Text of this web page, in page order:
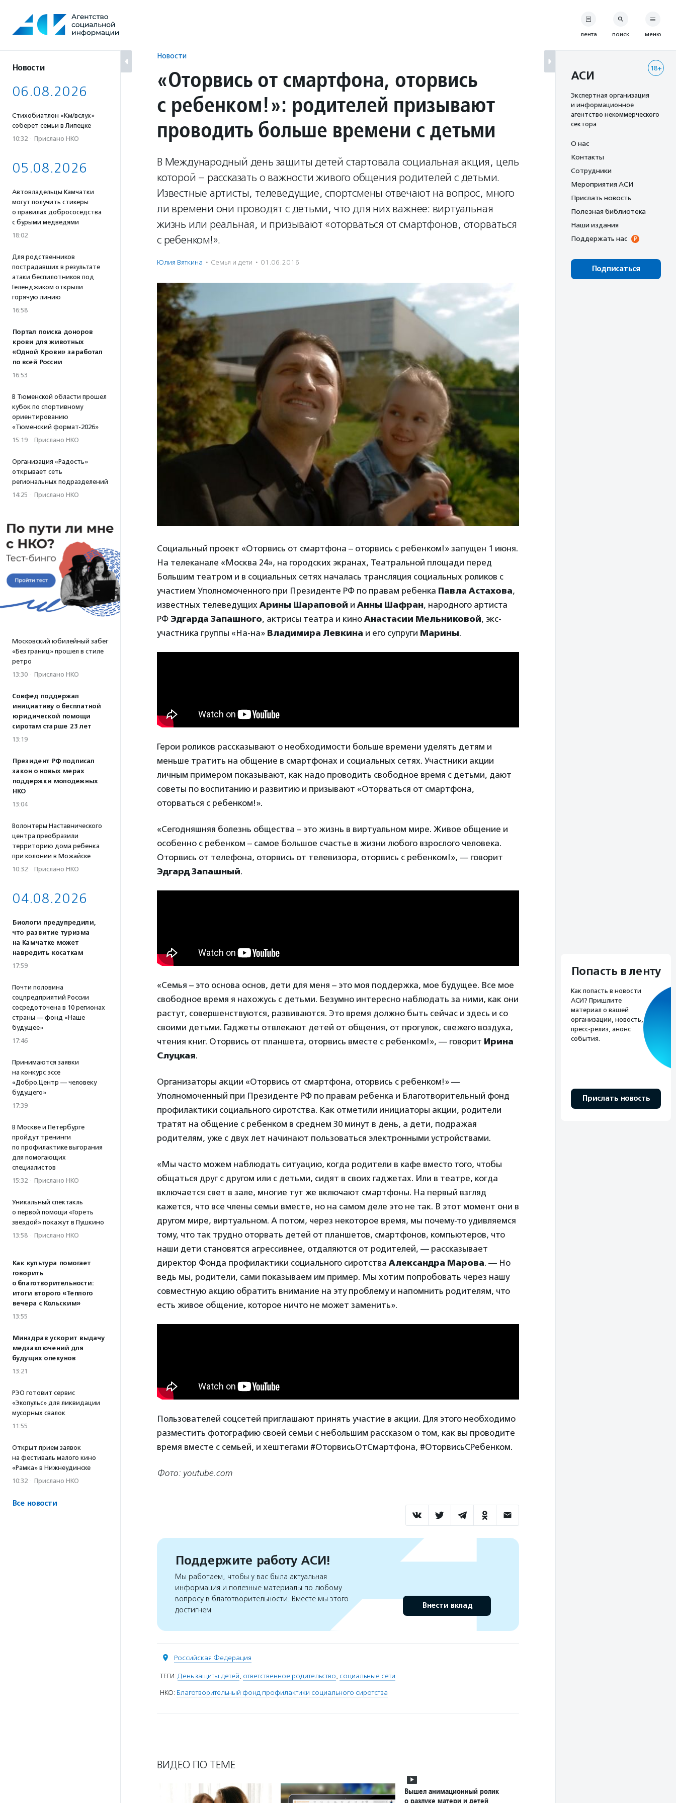
содержанию
Новости
06.08.2026
Стихобиатлон «Км/вслух»
соберет семьи в Липецке
10:32 · Прислано НКО
05.08.2026
Автовладельцы Камчатки
могут получить стикеры
о правилах добрососедства
с бурыми медведями
18:02
Для родственников
пострадавших в результате
атаки беспилотников под
Геленджиком открыли
горячую линию
16:58
Портал поиска доноров
крови для животных
«Одной Крови» заработал
по всей России
16:53
В Тюменской области прошел
кубок по спортивному
ориентированию
«Тюменский формат-2026»
15:19 · Прислано НКО
Организация «Радость»
открывает сеть
региональных подразделений
14:25 · Прислано НКО
Московский юбилейный забег
«Без границ» прошел в стиле
ретро
13:30 · Прислано НКО
Совфед поддержал
инициативу о бесплатной
юридической помощи
сиротам старше 23 лет
13:19
Президент РФ подписал
закон о новых мерах
поддержки молодежных
НКО
13:04
Волонтеры Наставнического
центра преобразили
территорию дома ребенка
при колонии в Можайске
10:32 · Прислано НКО
04.08.2026
Биологи предупредили,
что развитие туризма
на Камчатке может
навредить косаткам
17:59
Почти половина
соцпредприятий России
сосредоточена в 10 регионах
страны — фонд «Наше
будущее»
17:46
Принимаются заявки
на конкурс эссе
«Добро.Центр — человеку
будущего»
17:39
В Москве и Петербурге
пройдут тренинги
по профилактике выгорания
для помогающих
специалистов
15:32 · Прислано НКО
Уникальный спектакль
о первой помощи «Гореть
звездой» покажут в Пушкино
13:58 · Прислано НКО
Как культура помогает
говорить
о благотворительности:
итоги второго «Теплого
вечера с Кольским»
13:55
Минздрав ускорит выдачу
медзаключений для
будущих опекунов
13:21
РЭО готовит сервис
«Экопульс» для ликвидации
мусорных свалок
11:55
Открыт прием заявок
на фестиваль малого кино
«Рамка» в Нижнеудинске
10:32 · Прислано НКО
Все новости
Новости
«Оторвись от смартфона, оторвись
с ребенком!»: родителей призывают
проводить больше времени с детьми
В Международный день защиты детей стартовала социальная акция, цель
которой – рассказать о важности живого общения родителей с детьми.
Известные артисты, телеведущие, спортсмены отвечают на вопрос, много
ли времени они проводят с детьми, что для них важнее: виртуальная
жизнь или реальная, и призывают «оторваться от смартфонов, оторваться
с ребенком!».
Юлия Вяткина · Семья и дети · 01.06.2016
Социальный проект «Оторвись от смартфона – оторвись с ребенком!» запущен 1 июня.
На телеканале «Москва 24», на городских экранах, Театральной площади перед
Большим театром и в социальных сетях началась трансляция социальных роликов с
участием Уполномоченного при Президенте РФ по правам ребенка Павла Астахова,
известных телеведущих Арины Шараповой и Анны Шафран, народного артиста
РФ Эдгарда Запашного, актрисы театра и кино Анастасии Мельниковой, экс-
участника группы «На-на» Владимира Левкина и его супруги Марины.
Герои роликов рассказывают о необходимости больше времени уделять детям и
меньше тратить на общение в смартфонах и социальных сетях. Участники акции
личным примером показывают, как надо проводить свободное время с детьми, дают
советы по воспитанию и развитию и призывают «Оторваться от смартфона,
оторваться с ребенком!».
«Сегодняшняя болезнь общества – это жизнь в виртуальном мире. Живое общение и
особенно с ребенком – самое большое счастье в жизни любого взрослого человека.
Оторвись от телефона, оторвись от телевизора, оторвись с ребенком!», — говорит
Эдгард Запашный.
«Семья – это основа основ, дети для меня – это моя поддержка, мое будущее. Все мое
свободное время я нахожусь с детьми. Безумно интересно наблюдать за ними, как они
растут, совершенствуются, развиваются. Это время должно быть сейчас и здесь и со
своими детьми. Гаджеты отвлекают детей от общения, от прогулок, свежего воздуха,
чтения книг. Оторвись от планшета, оторвись вместе с ребенком!», — говорит Ирина
Слуцкая.
Организаторы акции «Оторвись от смартфона, оторвись с ребенком!» —
Уполномоченный при Президенте РФ по правам ребенка и Благотворительный фонд
профилактики социального сиротства. Как отметили инициаторы акции, родители
тратят на общение с ребенком в среднем 30 минут в день, а дети, подражая
родителям, уже с двух лет начинают пользоваться электронными устройствами.
«Мы часто можем наблюдать ситуацию, когда родители в кафе вместо того, чтобы
общаться друг с другом или с детьми, сидят в своих гаджетах. Или в театре, когда
включается свет в зале, многие тут же включают смартфоны. На первый взгляд
кажется, что все члены семьи вместе, но на самом деле это не так. В этот момент они в
другом мире, виртуальном. А потом, через некоторое время, мы почему-то удивляемся
тому, что так трудно оторвать детей от планшетов, смартфонов, компьютеров, что
наши дети становятся агрессивнее, отдаляются от родителей, — рассказывает
директор Фонда профилактики социального сиротства Александра Марова. — Но
ведь мы, родители, сами показываем им пример. Мы хотим попробовать через нашу
совместную акцию обратить внимание на эту проблему и напомнить родителям, что
есть живое общение, которое ничто не может заменить».
Пользователей соцсетей приглашают принять участие в акции. Для этого необходимо
разместить фотографию своей семьи с небольшим рассказом о том, как вы проводите
время вместе с семьей, и хештегами #‎ОторвисьОтСмартфона,‬‬ ‪#‎ОторвисьСРебенком.‬‬
Фото: youtube.com
Поддержите работу АСИ!
Мы работаем, чтобы у вас была актуальная
информация и полезные материалы по любому
вопросу в благотворительности. Вместе мы этого
достигнем
Внести вклад
Российская Федерация
ТЕГИ: День защиты детей, ответственное родительство, социальные сети
НКО: Благотворительный фонд профилактики социального сиротства
ВИДЕО ПО ТЕМЕ
Вышел анимационный ролик
о разлуке матери и детей
лента поиск меню
18+
АСИ
Экспертная организация
и информационное
агентство некоммерческого
сектора
О нас
Контакты
Сотрудники
Мероприятия АСИ
Прислать новость
Полезная библиотека
Наши издания
Поддержать нас
Подписаться
Попасть в ленту
Как попасть в новости
АСИ? Пришлите
материал о вашей
организации, новость,
пресс-релиз, анонс
события.
Прислать новость